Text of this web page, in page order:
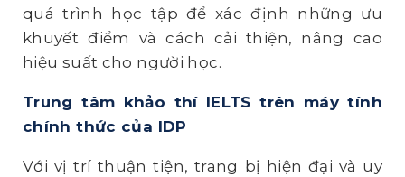
quá trình học tập để xác định những ưu
khuyết điểm và cách cải thiện, nâng cao
hiệu suất cho người học.
Trung tâm khảo thí IELTS trên máy tính
chính thức của IDP
Với vị trí thuận tiện, trang bị hiện đại và uy